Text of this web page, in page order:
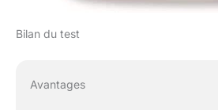
Bilan du test
Avantages